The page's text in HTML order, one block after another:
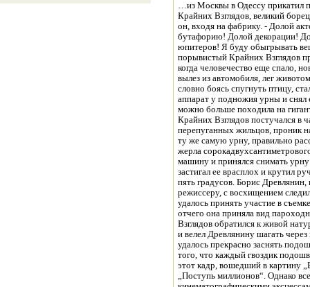
…из Москвы в Одессу прикатил
Крайних Взглядов, великий
он, входя на фабрику. - Долой
бутафорию! Долой декорации!
юпитеров! Я буду обыгрывать
порывистый Крайних Взглядов
когда человечество еще спало,
вылез из автомобиля, лег
словно боясь спугнуть птицу,
аппарат у подножия урны и снял
можно больше походила на
Крайних Взглядов постучался в
перепуганных жильцов, проник
ту же самую урну, правильно
жерла
машину и принялся снимать
застигал ее врасплох и крутил
пять градусов. Борис
режиссеру, с восхищением
удалось принять участие в
отчего она приняла вид
Взглядов обратился к живой
и велел Древлянину шагать
удалось прекрасно заснять
того, что каждый гвоздик
этот кадр, вошедший в картину
„Поступь миллионов“. Однако